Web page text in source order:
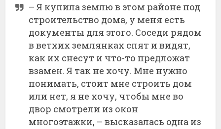
– Я купила землю в этом районе под
строительство дома, у меня есть
документы для этого. Соседи рядом
в ветхих землянках спят и видят,
как их снесут и что-то предложат
взамен. Я так не хочу. Мне нужно
понимать, стоит мне строить дом
или нет, я не хочу, чтобы мне во
двор смотрели из окон
многоэтажки, – высказалась одна из